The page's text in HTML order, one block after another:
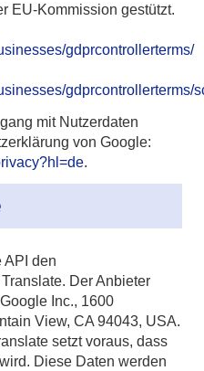
EU-Kommission gestützt.
gdprcontrollerterms/
gdprcontrollerterms/
mit Nutzerdaten
von Google:
.
API den
Der Anbieter
Inc., 1600
View, CA 94043, USA.
setzt voraus, dass
Diese Daten werden